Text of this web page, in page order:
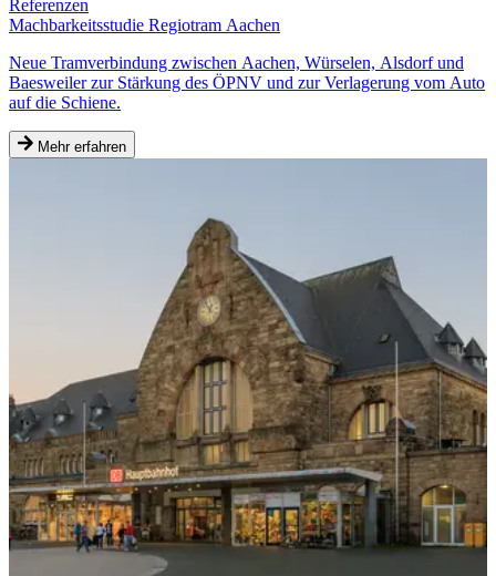
Referenzen
Machbarkeitsstudie Regiotram Aachen
Neue Tramverbindung zwischen Aachen, Würselen, Alsdorf und
Baesweiler zur Stärkung des ÖPNV und zur Verlagerung vom Auto
auf die Schiene.
Mehr erfahren